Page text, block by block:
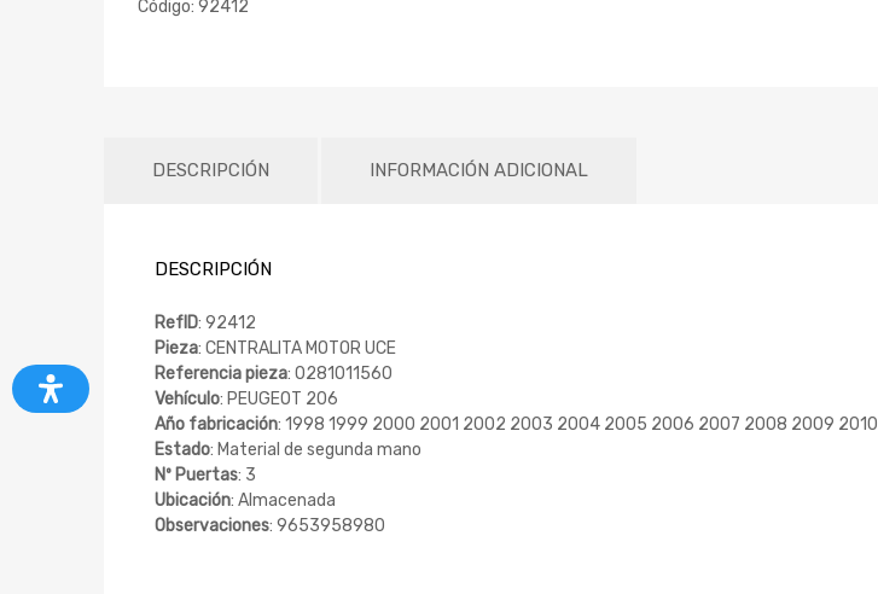
Código: 92412
DESCRIPCIÓN INFORMACIÓN ADICIONAL
DESCRIPCIÓN
RefID: 92412
Pieza: CENTRALITA MOTOR UCE
Referencia pieza: 0281011560
Vehículo: PEUGEOT 206
Año fabricación: 1998 1999 2000 2001 2002 2003 2004 2005 2006 2007 2008 2009 2010
Estado: Material de segunda mano
Nº Puertas: 3
Ubicación: Almacenada
Observaciones: 9653958980